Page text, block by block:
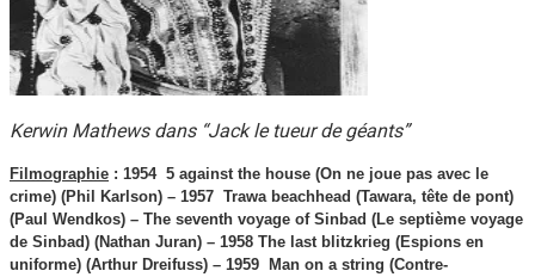
Kerwin Mathews dans “Jack le tueur de géants”
Filmographie : 1954 5 against the house (On ne joue pas avec le
crime) (Phil Karlson) – 1957 Trawa beachhead (Tawara, tête de pont)
(Paul Wendkos) – The seventh voyage of Sinbad (Le septième voyage
de Sinbad) (Nathan Juran) – 1958 The lastblitzkrieg (Espions en
uniforme) (Arthur Dreifuss) – 1959 Man on a string (Contre-